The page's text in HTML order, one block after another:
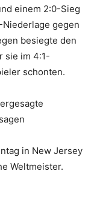
einem 2:0-Sieg
gegen
besiegte den
sie im 4:1-
schonten.
in New Jersey
Weltmeister.